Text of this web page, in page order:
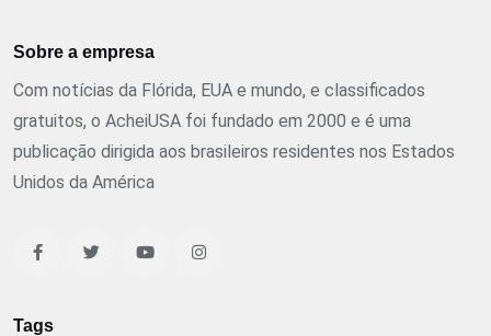
Sobre a empresa
Com notícias da Flórida, EUA e mundo, e classificados
gratuitos, o AcheiUSA foi fundado em 2000 e é uma
publicação dirigida aos brasileiros residentes nos Estados
Unidos da América
Tags